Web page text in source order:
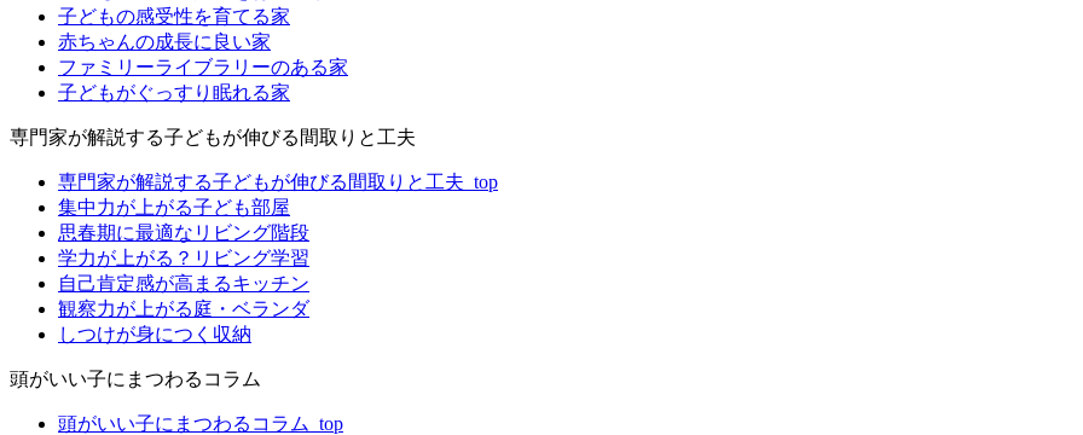
子どもの感受性を育てる家
赤ちゃんの成長に良い家
ファミリーライブラリーのある家
子どもがぐっすり眠れる家
専門家が解説する子どもが伸びる間取りと工夫
専門家が解説する子どもが伸びる間取りと工夫_top
集中力が上がる子ども部屋
思春期に最適なリビング階段
学力が上がる？リビング学習
自己肯定感が高まるキッチン
観察力が上がる庭・ベランダ
しつけが身につく収納
頭がいい子にまつわるコラム
頭がいい子にまつわるコラム_top